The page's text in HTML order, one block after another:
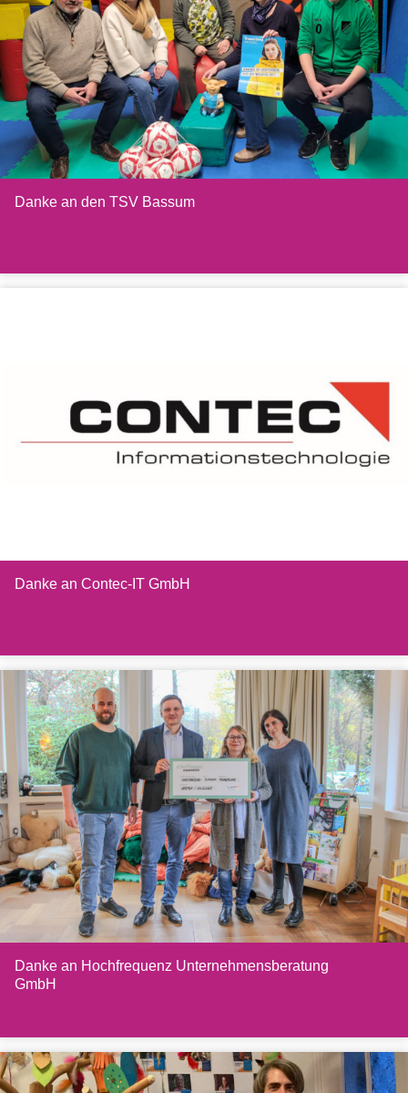
Danke an den TSV Bassum
Danke an Contec-IT GmbH
Danke an Hochfrequenz Unternehmensberatung
GmbH